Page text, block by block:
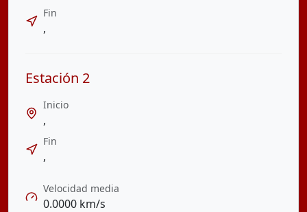
Fin
,
Estación 2
Inicio
,
Fin
,
Velocidad media
0.0000 km/s